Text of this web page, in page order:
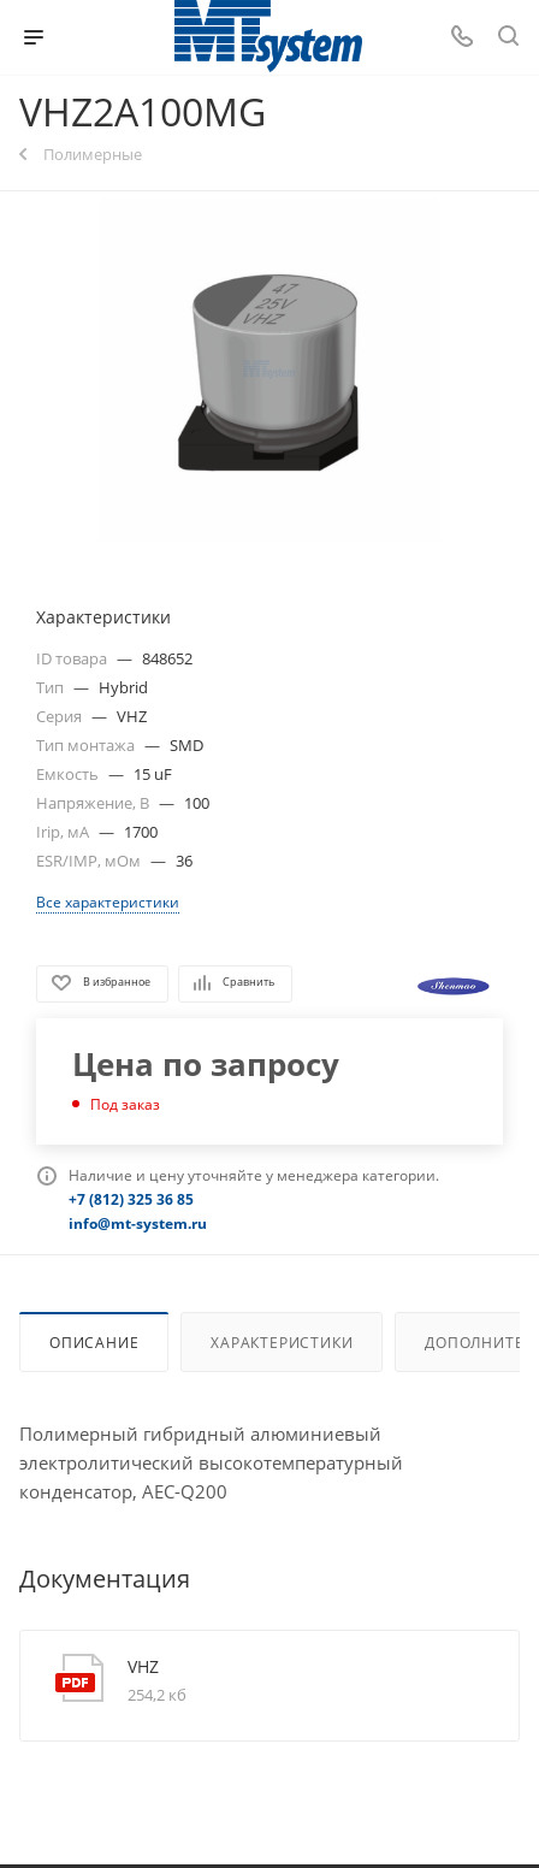
VHZ2A100MG
Полимерные
Характеристики
ID товара — 848652
Тип — Hybrid
Серия — VHZ
Тип монтажа — SMD
Емкость — 15 uF
Напряжение, В — 100
Irip, мА — 1700
ESR/IMP, мОм — 36
Все характеристики
В избранное Сравнить
Цена по запросу
Под заказ
Наличие и цену уточняйте у менеджера категории.
+7 (812) 325 36 85
info@mt-system.ru
ОПИСАНИЕ ХАРАКТЕРИСТИКИ
Полимерный гибридный алюминиевый
электролитический высокотемпературный
конденсатор, AEC-Q200
Документация
VHZ
254,2 кб